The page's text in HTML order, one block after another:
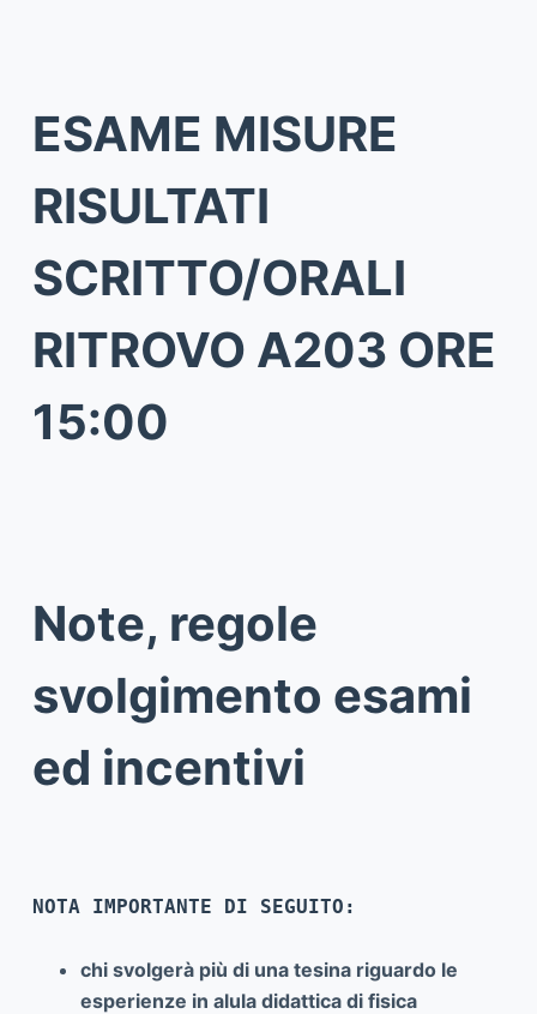
ESAME MISURE
RISULTATI
SCRITTO/ORALI
RITROVO A203 ORE
15:00
Note, regole
svolgimento esami
ed incentivi
NOTA IMPORTANTE DI SEGUITO:
chi svolgerà più di una tesina riguardo le
esperienze in alula didattica di fisica